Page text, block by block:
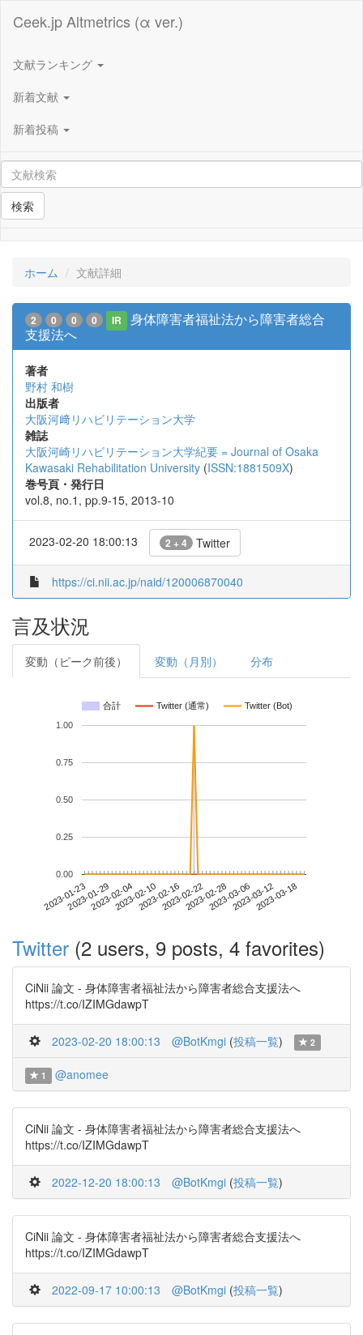
Ceek.jp Altmetrics (α ver.)
文献ランキング
新着文献
新着投稿
検索
ホーム 文献詳細
2 0 0 0 IR
身体障害者福祉法から障害者総合
支援法へ
著者
野村 和樹
出版者
大阪河﨑リハビリテーション大学
雑誌
大阪河崎リハビリテーション大学紀要 = Journal of Osaka
Kawasaki Rehabilitation University (ISSN:1881509X)
巻号頁・発行日
vol.8, no.1, pp.9-15, 2013-10
2023-02-20 18:00:13 2 + 4 Twitter
https://ci.nii.ac.jp/naid/120006870040
言及状況
変動（ピーク前後） 変動（月別） 分布
合計 Twitter (通常) Twitter (Bot)
2023-01-232023-01-292023-02-042023-02-102023-02-162023-02-222023-02-282023-03-062023-03-122023-03-18
0.00
0.25
0.50
0.75
1.00
Twitter (2 users, 9 posts, 4 favorites)
CiNii 論文 - 身体障害者福祉法から障害者総合支援法へ
https://t.co/IZIMGdawpT
2023-02-20 18:00:13 @BotKmgi (投稿一覧) 2
1 @anomee
CiNii 論文 - 身体障害者福祉法から障害者総合支援法へ
https://t.co/IZIMGdawpT
2022-12-20 18:00:13 @BotKmgi (投稿一覧)
CiNii 論文 - 身体障害者福祉法から障害者総合支援法へ
https://t.co/IZIMGdawpT
2022-09-17 10:00:13 @BotKmgi (投稿一覧)